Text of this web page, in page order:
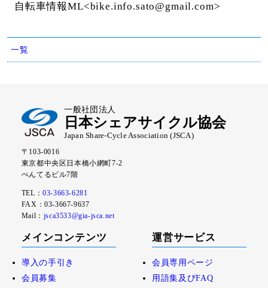
一覧
自転車情報ML<bike.info.sato@gmail.com>
一般社団法人
日本シェアサイクル協会
Japan Share-Cycle Association (JSCA)
〒103-0016
東京都中央区日本橋小網町7-2
ぺんてるビル7階
TEL：03-3663-6281
FAX：03-3667-9637
Mail： jsca3533@gia-jsca.net
メインコンテンツ
導入の手引き
会員募集
運営サービス
会員専用ページ
用語集及びFAQ